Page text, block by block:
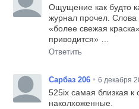
Ощущение как будто
журнал прочел. Слова
«более свежая
приводится» …
Ответить
Сарбаз 206 • 6 декабря
525ix самая близкая к
наколхоженные.